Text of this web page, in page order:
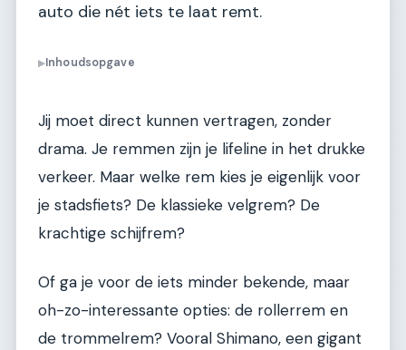
auto die nét iets te laat remt.
▶Inhoudsopgave
Jij moet direct kunnen vertragen, zonder
drama. Je remmen zijn je lifeline in het drukke
verkeer. Maar welke rem kies je eigenlijk voor
je stadsfiets? De klassieke velgrem? De
krachtige schijfrem?
Of ga je voor de iets minder bekende, maar
oh-zo-interessante opties: de rollerrem en
de trommelrem? Vooral Shimano, een gigant